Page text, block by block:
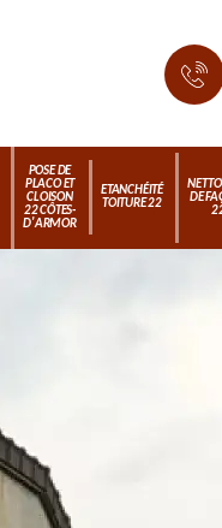
POSE DE
PLACO ET
CLOISON
22 CÔTES-
D'ARMOR
ETANCHÉITÉ
TOITURE 22
DE